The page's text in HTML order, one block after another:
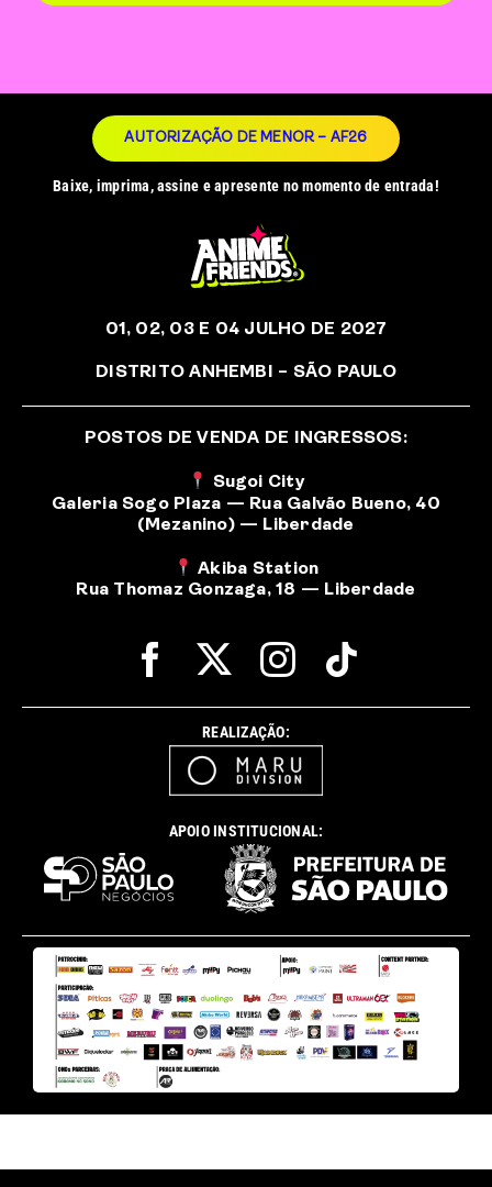
AUTORIZAÇÃO DE MENOR – AF26
Baixe, imprima, assine e apresente no momento de entrada!
01, 02, 03 E 04 JULHO DE 2027
DISTRITO ANHEMBI – SÃO PAULO
POSTOS DE VENDA DE INGRESSOS:
Sugoi City
Galeria Sogo Plaza — Rua Galvão Bueno, 40
(Mezanino) — Liberdade
Akiba Station
Rua Thomaz Gonzaga, 18 — Liberdade
REALIZAÇÃO:
APOIO INSTITUCIONAL: